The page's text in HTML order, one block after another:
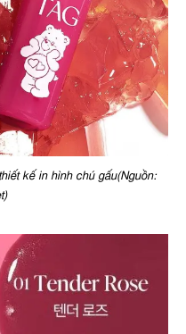
kế in hình chú gấu(Nguồn: